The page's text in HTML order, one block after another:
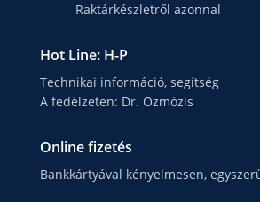
Raktárkészletről azonnal
Hot Line: H-P
Technikai információ, segítség
A fedélzeten: Dr. Ozmózis
Online fizetés
Bankkártyával kényelmesen,